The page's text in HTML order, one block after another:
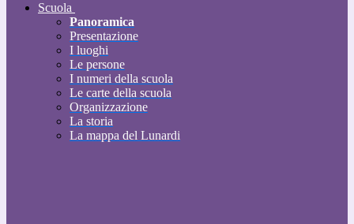
Scuola
Panoramica
Presentazione
I luoghi
Le persone
I numeri della scuola
Le carte della scuola
Organizzazione
La storia
La mappa del Lunardi